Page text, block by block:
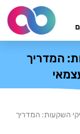
המדריך
השקעות: המדריך